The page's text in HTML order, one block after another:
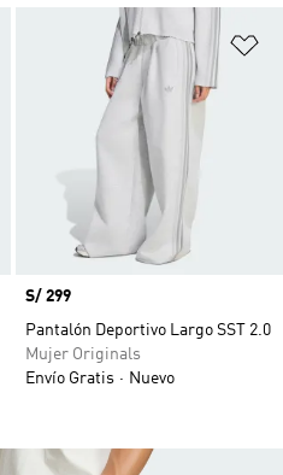
Añadir a la lista de deseos
Precio
S/ 299
Pantalón Deportivo Largo SST 2.0
Mujer Originals
Envío Gratis
Nuevo